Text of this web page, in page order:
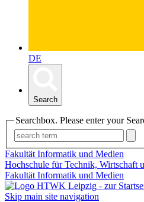
DE
Search
Searchbox. Please enter your
Fakultät Informatik und Medien
Hochschule für Technik, Wirtschaft
Fakultät Informatik und Medien
Skip main site navigation